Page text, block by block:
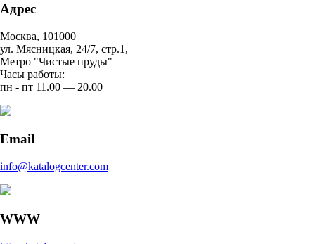
Адрес
Москва, 101000
ул. Мясницкая, 24/7, стр.1,
Метро "Чистые пруды"
Часы работы:
пн - пт 11.00 — 20.00
Email
info@katalogcenter.com
WWW